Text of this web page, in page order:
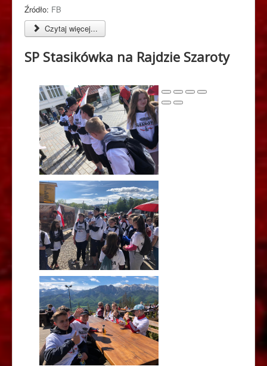
Źródło: FB
Czytaj więcej...
SP Stasikówka na Rajdzie Szaroty